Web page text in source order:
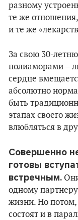
разному
те же
и те же
За свою 30-
полиаморами –
сердце
абсолютно
быть
этапах своего
влюбляться в
Совершенно
готовы
встречным.
одному
жизни. Но потом,
состоят и в